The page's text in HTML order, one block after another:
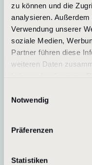
zu können und die
analysieren.
Verwendung unserer
soziale Medien,
Partner führen diese
weiteren Daten
Notwendig
Präferenzen
Statistiken
Als
werden bei